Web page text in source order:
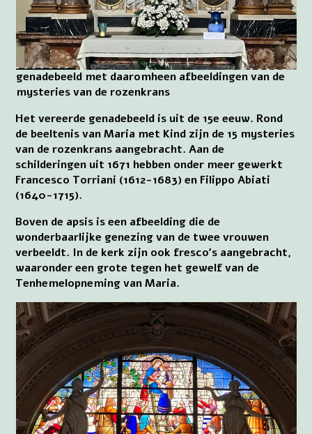
genadebeeld met daaromheen afbeeldingen van de
mysteries van de rozenkrans
Het vereerde genadebeeld is uit de 15e eeuw. Rond
de beeltenis van Maria met Kind zijn de 15 mysteries
van de rozenkrans aangebracht. Aan de
schilderingen uit 1671 hebben onder meer gewerkt
Francesco Torriani (1612-1683) en Filippo Abiati
(1640-1715).
Boven de apsis is een afbeelding die de
wonderbaarlijke genezing van de twee vrouwen
verbeeldt. In de kerk zijn ook fresco’s aangebracht,
waaronder een grote tegen het gewelf van de
Tenhemelopneming van Maria.